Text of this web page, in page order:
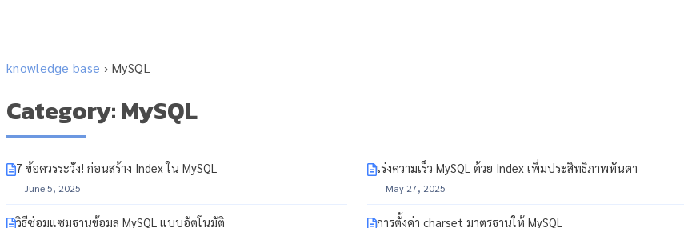
knowledge base ›MySQL
Category: MySQL
7 ข้อควรระวัง! ก่อนสร้าง Index ใน MySQL
June 5, 2025
เร่งความเร็ว MySQL ด้วย Index เพิ่มประสิทธิภาพทันตา
May 27, 2025
วิธีซ่อมแซมฐานข้อมูล MySQL แบบอัตโนมัติ การตั้งค่า charset มาตรฐานให้ MySQL